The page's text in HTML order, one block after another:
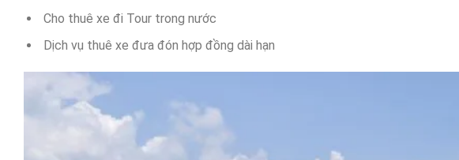
Cho thuê xe đi Tour trong nước
Dịch vụ thuê xe đưa đón hợp đồng dài hạn